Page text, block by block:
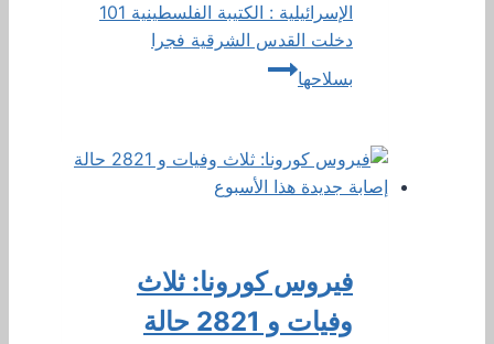
الإسرائيلية : الكتيبة الفلسطينية 101
دخلت القدس الشرقية فجرا
بسلاحها
فيروس كورونا: ثلاث
وفيات و 2821 حالة